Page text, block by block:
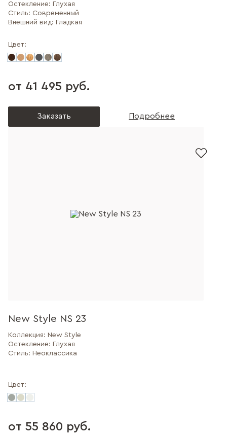
Остекление: Глухая
Стиль: Современный
Внешний вид: Гладкая
Цвет:
от 41 495 руб.
Заказать Подробнее
New Style NS 23
Коллекция: New Style
Остекление: Глухая
Стиль: Неоклассика
Цвет:
от 55 860 руб.